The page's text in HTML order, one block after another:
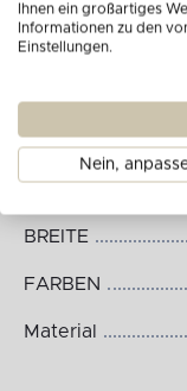
HÖHE
BREITE
FARBEN
Material
Ihnen ein großartiges
Informationen zu den
Einstellungen.
Nein,